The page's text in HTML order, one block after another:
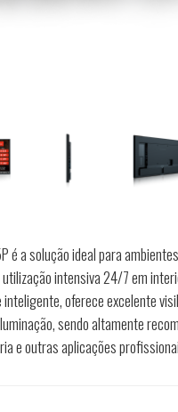
é a solução ideal para
intensiva 24/7 em
oferece excelente
sendo altamente
e outras aplicações